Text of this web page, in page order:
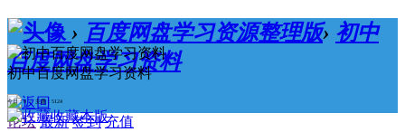
› 百度网盘学习资源整理版› 初中
百度网盘学习资料
论坛 最新 签到 充值
初中百度网盘学习资料
今日：0 / 主题：5124
收藏本版